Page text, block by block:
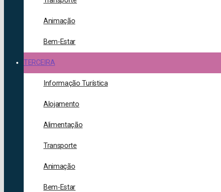
Animação
Bem-Estar
TERCEIRA
Informação Turística
Alojamento
Alimentação
Transporte
Animação
Bem-Estar